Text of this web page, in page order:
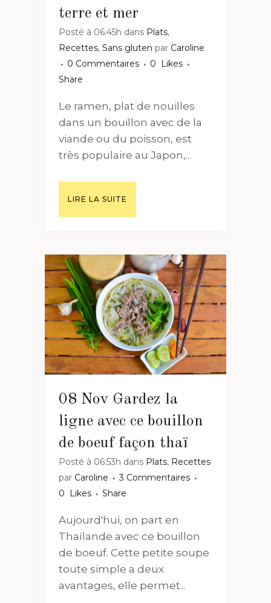
terre et mer
Posté à 06:45h dans Plats,
Recettes, Sans gluten par Caroline
0 Commentaires
0
Likes
Share
Le ramen, plat de nouilles
dans un bouillon avec de la
viande ou du poisson, est
très populaire au Japon,...
LIRE LA SUITE
08 Nov Gardez la
ligne avec ce bouillon
de boeuf façon thaï
Posté à 06:53h dans Plats, Recettes
par Caroline
3 Commentaires
0
Likes Share
Aujourd'hui, on part en
Thaïlande avec ce bouillon
de boeuf. Cette petite soupe
toute simple a deux
avantages, elle permet...